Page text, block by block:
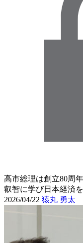
高市総理は創立80周
叡智に学び日本経済
2026/04/22 猿丸 勇太